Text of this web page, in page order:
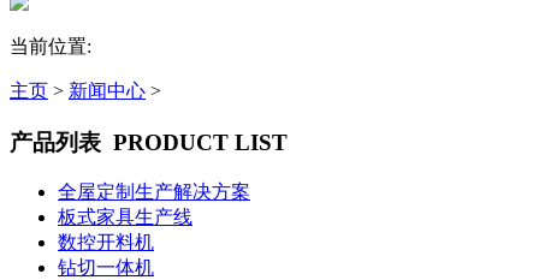
当前位置:
主页 > 新闻中心 >
产品列表 PRODUCT LIST
全屋定制生产解决方案
板式家具生产线
数控开料机
钻切一体机